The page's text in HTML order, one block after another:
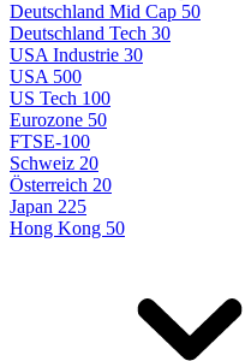
Deutschland Mid Cap 50
Deutschland Tech 30
USA Industrie 30
USA 500
US Tech 100
Eurozone 50
FTSE-100
Schweiz 20
Österreich 20
Japan 225
Hong Kong 50